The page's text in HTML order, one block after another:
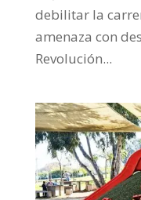
debilitar la
amenaza con
Revolución...